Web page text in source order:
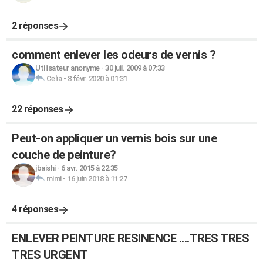
2 réponses
comment enlever les odeurs de vernis ?
Utilisateur anonyme- 30 juil. 2009 à 07:33
Celia- 8 févr. 2020 à 01:31
22 réponses
Peut-on appliquer un vernis bois sur une
couche de peinture?
jbaishi- 6 avr. 2015 à 22:35
mimi- 16 juin 2018 à 11:27
4 réponses
ENLEVER PEINTURE RESINENCE ....TRES TRES
TRES URGENT